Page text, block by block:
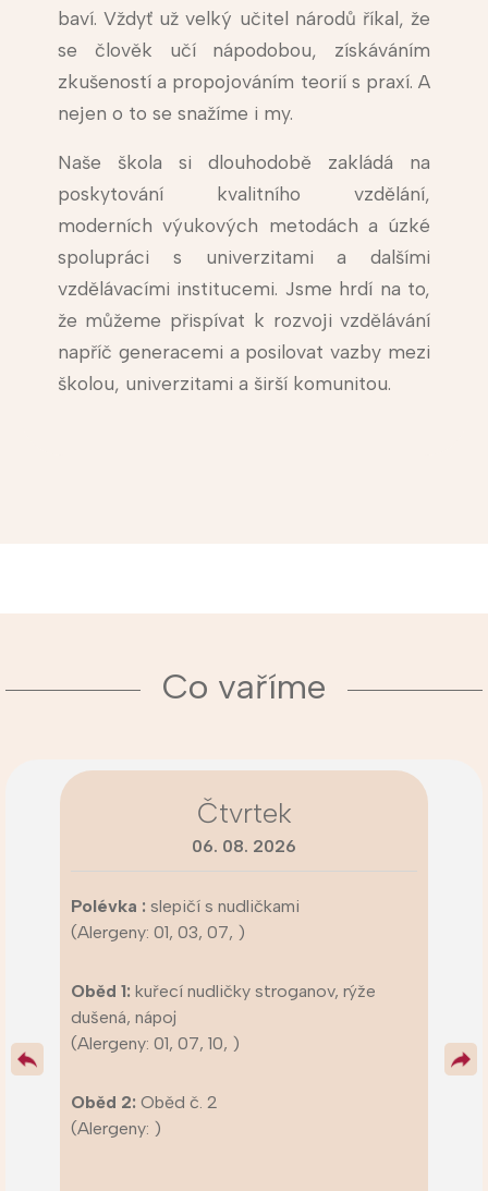
baví. Vždyť už velký učitel národů říkal, že
se člověk učí nápodobou, získáváním
zkušeností a propojováním teorií s praxí. A
nejen o to se snažíme i my.
Naše škola si dlouhodobě zakládá na
poskytování kvalitního vzdělání,
moderních výukových metodách a úzké
spolupráci s univerzitami a dalšími
vzdělávacími institucemi. Jsme hrdí na to,
že můžeme přispívat k rozvoji vzdělávání
napříč generacemi a posilovat vazby mezi
školou, univerzitami a širší komunitou.
Co vaříme
Čtvrtek
06. 08. 2026
Polévka : slepičí s nudličkami
(Alergeny: 01, 03, 07, )
Oběd 1: kuřecí nudličky stroganov, rýže
dušená, nápoj
(Alergeny: 01, 07, 10, )
Oběd 2: Oběd č. 2
(Alergeny: )